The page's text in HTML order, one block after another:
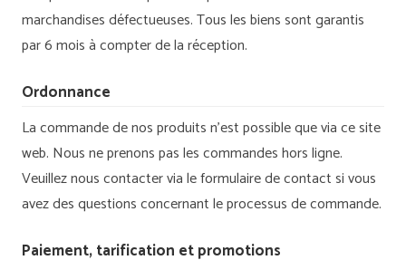
marchandises défectueuses. Tous les biens sont garantis
par 6 mois à compter de la réception.
Ordonnance
La commande de nos produits n’est possible que via ce site
web. Nous ne prenons pas les commandes hors ligne.
Veuillez nous contacter via le formulaire de contact si vous
avez des questions concernant le processus de commande.
Paiement, tarification et promotions